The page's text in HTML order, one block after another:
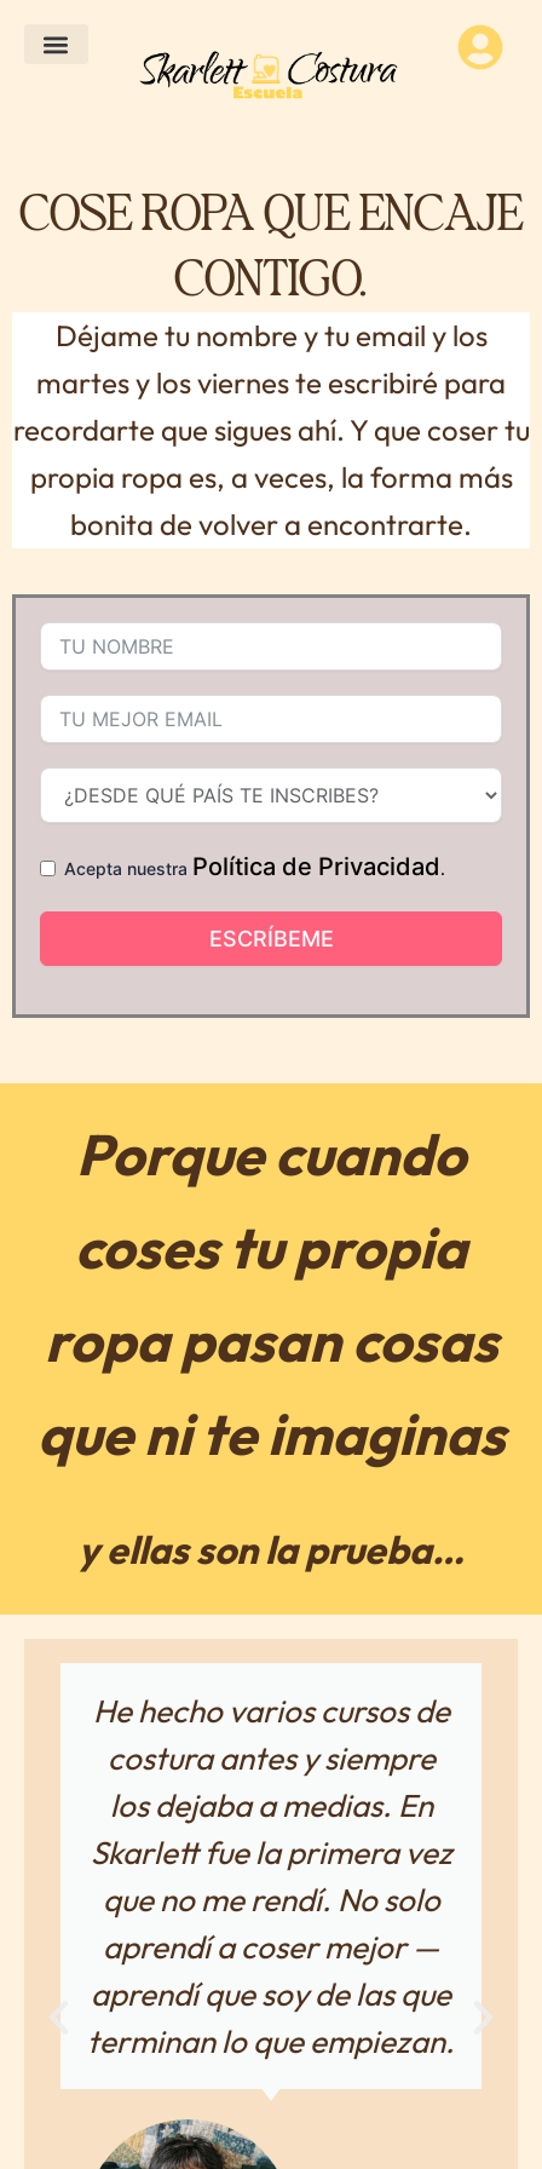
COSE ROPA QUE ENCAJE
CONTIGO.
Déjame tu nombre y tu email y los
martes y los viernes te escribiré para
recordarte que sigues ahí. Y que coser tu
propia ropa es, a veces, la forma más
bonita de volver a encontrarte.
Acepta nuestra Política de Privacidad.
ESCRÍBEME
Porque cuando
coses tu propia
ropa pasan cosas
que ni te imaginas
y ellas son la prueba…
He hecho varios cursos de
costura antes y siempre
los dejaba a medias. En
Skarlett fue la primera vez
que no me rendí. No solo
aprendí a coser mejor —
aprendí que soy de las que
terminan lo que empiezan.